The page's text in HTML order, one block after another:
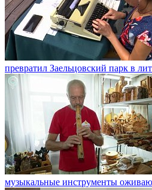
превратил Заельцовский парк в
музыкальные инструменты